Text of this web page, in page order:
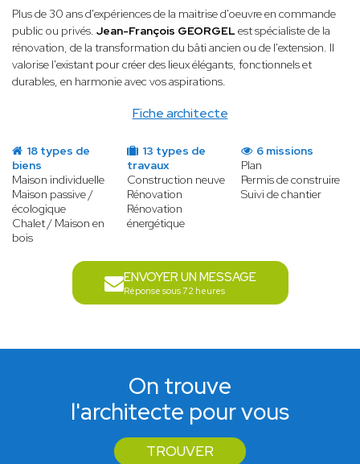
Fiche architecte
Plus de 30 ans d'expériences de la maitrise d'oeuvre en commande
public ou privés. Jean-François GEORGELest spécialiste de la
rénovation, de la transformation du bâti ancien ou de l'extension. Il
valorise l'existant pour créer des lieux élégants, fonctionnels et
durables, en harmonie avec vos aspirations.
18 types de
biens
Maison individuelle
Maison passive /
écologique
Chalet / Maison en
bois
13 types de
travaux
Construction neuve
Rénovation
Rénovation
énergétique
6 missions
Plan
Permis de construire
Suivi de chantier
ENVOYER UN MESSAGE
Réponse sous 72 heures
On trouve
l'architecte pour vous
TROUVER